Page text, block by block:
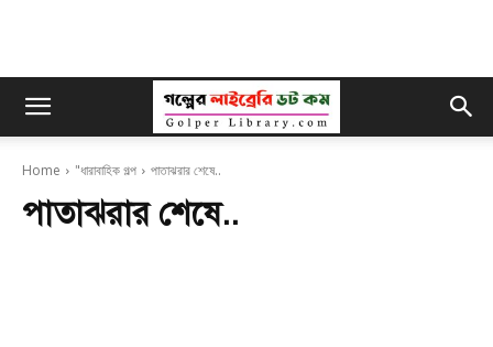
Home "ধারাবাহিক গল্প পাতাঝরার শেষে..
পাতাঝরার শেষে..